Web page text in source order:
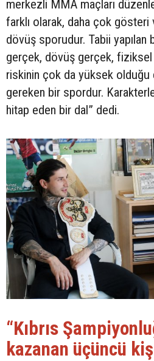
merkezli MMA maçları
farklı olarak, daha çok gösteri
dövüş sporudur. Tabii yapılan
gerçek, dövüş gerçek, fiziksel
riskinin çok da yüksek olduğu
gereken bir spordur.
hitap eden bir dal” dedi.
“Kıbrıs
kazanan üçüncü